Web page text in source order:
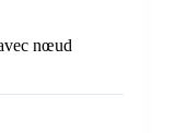
nœud